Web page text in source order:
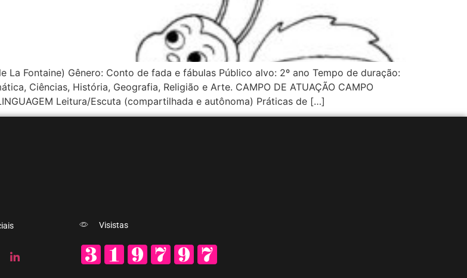
La Fontaine) Gênero: Conto de fada e fábulas Público alvo: 2º ano Tempo de duração:
Ciências, História, Geografia, Religião e Arte. CAMPO DE ATUAÇÃO CAMPO
LINGUAGEM Leitura/Escuta (compartilhada e autônoma) Práticas de […]
Visistas